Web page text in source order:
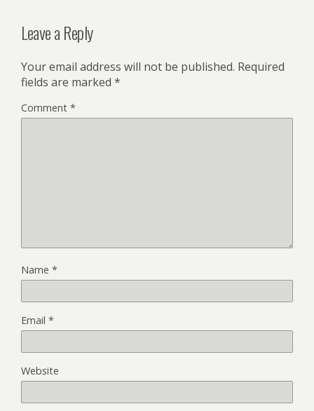
Leave a Reply
Your email address will not be published. Required
fields are marked *
Comment *
Name *
Email *
Website